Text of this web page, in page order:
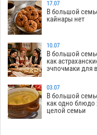
обеспечат притоком в
кубов
13:29
Астраханский
отбиться от ворон в
суде
12:53
Астраханские
11:58
В Астрахани
мотоцикл и похитил
с банковскими картами
17.07
В большой
кайнары нет
10.07
В большой
как
эчпочмаки для
03.07
В большой
как одно блюдо
целой семьи